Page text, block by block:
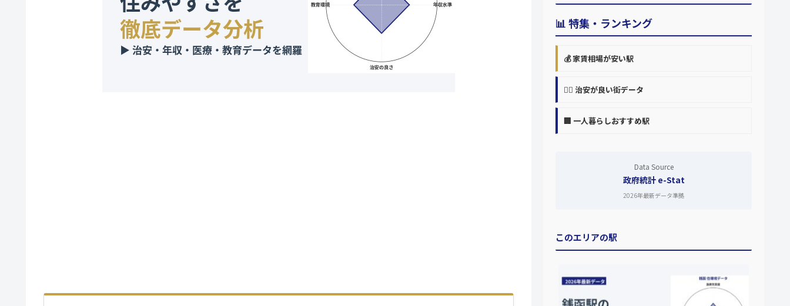
📊 特集・ランキング
💰 家賃相場が安い駅
👮‍♀️ 治安が良い街データ
🏢 一人暮らしおすすめ駅
Data Source
政府統計 e-Stat
2026年最新データ準拠
このエリアの駅